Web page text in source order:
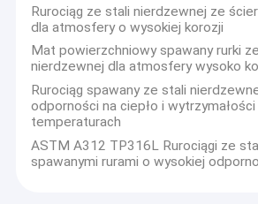
Rurociąg ze stali nierdzewnej ze
dla atmosfery o wysokiej korozji
Mat powierzchniowy spawany rurki
nierdzewnej dla atmosfery wysoko
Rurociąg spawany ze stali
odporności na ciepło i
temperaturach
ASTM A312 TP316L Rurociągi ze
spawanymi rurami o wysokiej